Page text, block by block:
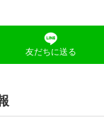
友だちに送る